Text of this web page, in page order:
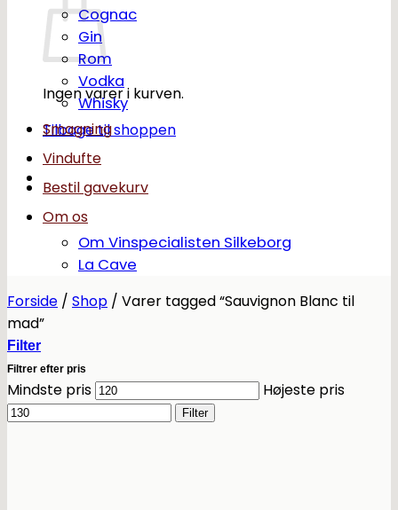
Ingen varer i kurven.
Tilbage til shoppen
Cognac
Gin
Rom
Vodka
Whisky
Smagning
Vindufte
Bestil gavekurv
Om os
Om Vinspecialisten Silkeborg
La Cave
Forside / Shop / Varer tagged “Sauvignon Blanc til
mad”
Filter
Filtrer efter pris
Mindste pris Højeste pris
Filter